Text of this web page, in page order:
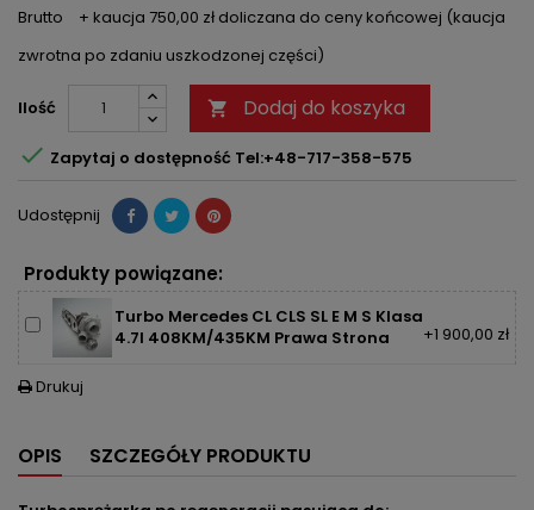
Brutto
+ kaucja 750,00 zł doliczana do ceny końcowej (kaucja
zwrotna po zdaniu uszkodzonej części)
Ilość  Dodaj do koszyka
 Zapytaj o dostępność Tel:+48-717-358-575
Udostępnij
Produkty powiązane:
Turbo Mercedes CL CLS SL E M S Klasa
4.7l 408KM/435KM Prawa Strona
+1 900,00 zł
 Drukuj
OPIS SZCZEGÓŁY PRODUKTU